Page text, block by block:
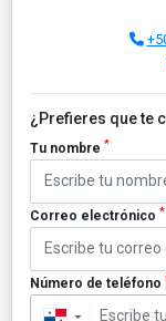
¿Prefieres que te
Tu nombre *
Correo electrónico *
Número de teléfono
▼